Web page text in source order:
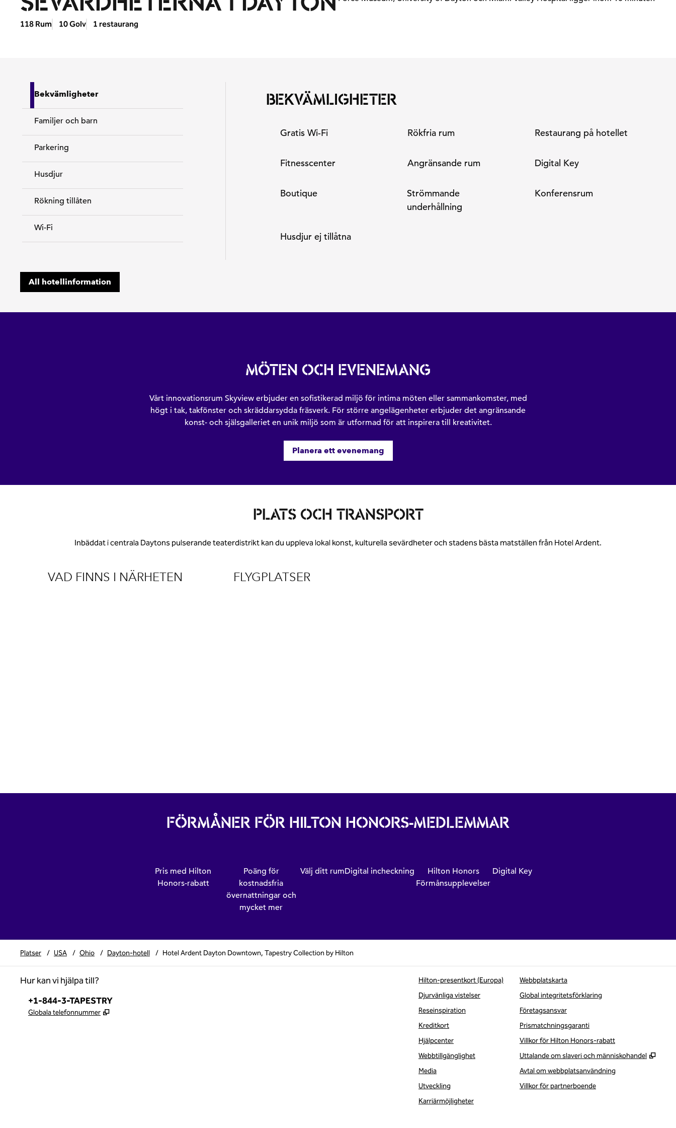
118 Rum 10 Golv 1 restaurang
Bekvämligheter
Familjer och barn
Parkering
Husdjur
Rökning tillåten
Wi-Fi
BEKVÄMLIGHETER
Gratis Wi-Fi Rökfria rum Restaurang på hotellet
Fitnesscenter Angränsande rum Digital Key
Boutique
Strömmande
underhållning
Konferensrum
Husdjur ej tillåtna
All hotellinformation
MÖTEN OCH EVENEMANG
Vårt innovationsrum Skyview erbjuder en sofistikerad miljö för intima möten eller sammankomster, med
högt i tak, takfönster och skräddarsydda fräsverk. För större angelägenheter erbjuder det angränsande
konst- och själsgalleriet en unik miljö som är utformad för att inspirera till kreativitet.
Planera ett evenemang
PLATS OCH TRANSPORT
Inbäddat i centrala Daytons pulserande teaterdistrikt kan du uppleva lokal konst, kulturella sevärdheter och stadens bästa matställen från Hotel Ardent.
VAD FINNS I NÄRHETEN FLYGPLATSER
FÖRMÅNER FÖR HILTON HONORS-MEDLEMMAR
Pris med Hilton
Honors-rabatt
Poäng för
kostnadsfria
övernattningar och
mycket mer
Välj ditt rumDigital incheckning
Hilton Honors
Förmånsupplevelser
Digital Key
Platser / USA / Ohio / Dayton-hotell / Hotel Ardent Dayton Downtown, Tapestry Collection by Hilton
Hur kan vi hjälpa till?
Telefon:
+1-844-3-TAPESTRY
Globala telefonnummer ,
Hilton-presentkort (Europa)
Djurvänliga vistelser
Reseinspiration
Kreditkort
Hjälpcenter
Webbtillgänglighet
Media
Utveckling
Karriärmöjligheter
Webbplatskarta
Global integritetsförklaring
Företagsansvar
Prismatchningsgaranti
Villkor för Hilton Honors-rabatt
Uttalande om slaveri och människohandel
,
Avtal om webbplatsanvändning
Villkor för partnerboende